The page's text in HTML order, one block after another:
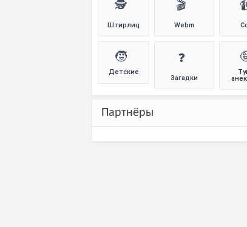
🕵️
Штирлиц
🎬
Webm
🧒
Детские
❓
Загадки
Партнёры